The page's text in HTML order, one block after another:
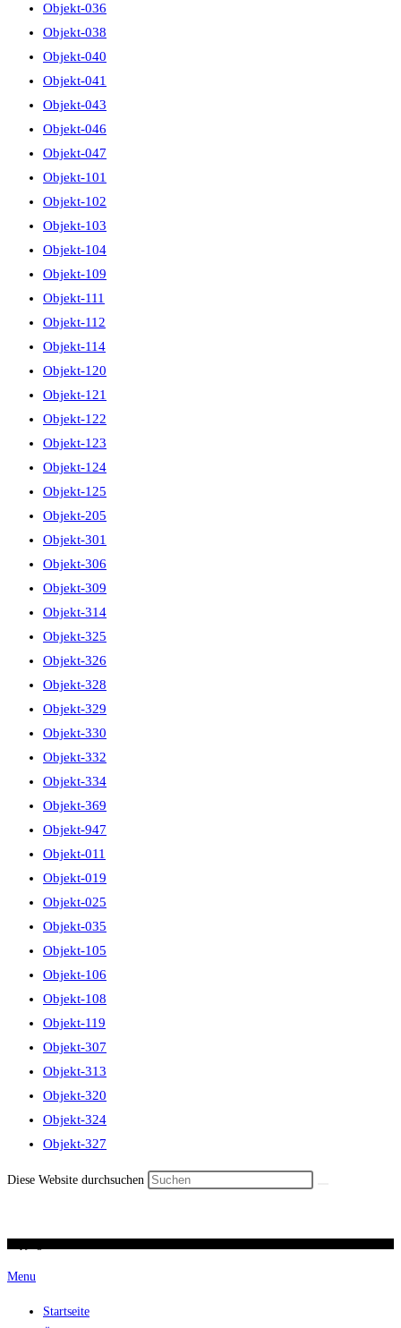
Objekt-036
Objekt-038
Objekt-040
Objekt-041
Objekt-043
Objekt-046
Objekt-047
Objekt-101
Objekt-102
Objekt-103
Objekt-104
Objekt-109
Objekt-111
Objekt-112
Objekt-114
Objekt-120
Objekt-121
Objekt-122
Objekt-123
Objekt-124
Objekt-125
Objekt-205
Objekt-301
Objekt-306
Objekt-309
Objekt-314
Objekt-325
Objekt-326
Objekt-328
Objekt-329
Objekt-330
Objekt-332
Objekt-334
Objekt-369
Objekt-947
Objekt-011
Objekt-019
Objekt-025
Objekt-035
Objekt-105
Objekt-106
Objekt-108
Objekt-119
Objekt-307
Objekt-313
Objekt-320
Objekt-324
Objekt-327
Diese Website durchsuchen
Menu
Startseite